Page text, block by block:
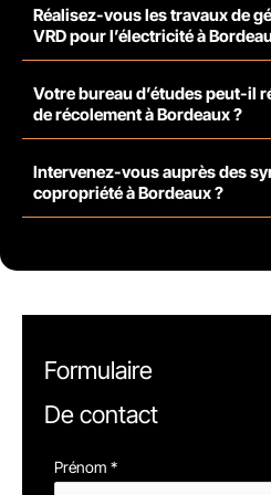
Réalisez-vous les travaux de
VRD pour l’électricité à
Votre bureau d’études peut-il
de récolement à Bordeaux ?
Intervenez-vous auprès des
copropriété à Bordeaux ?
Formulaire
De contact
Formulaire
Prénom *